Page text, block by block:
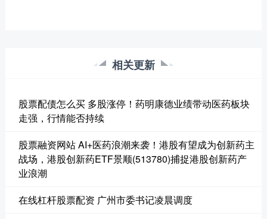
相关更新
股票配债怎么买 多股涨停！药明康德业绩带动医药板块
走强，行情能否持续
股票融资网站 AI+医药浪潮来袭！港股有望成为创新药主
战场，港股创新药ETF景顺(513780)捕捉港股创新药产
业浪潮
在线杠杆股票配资 广州市委书记凌晨调度